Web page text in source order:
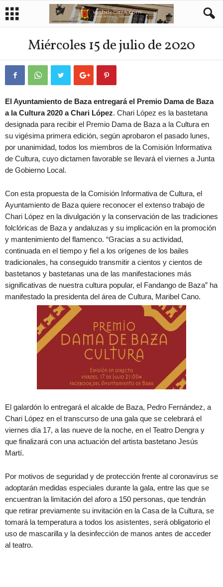
Miércoles 15 de julio de 2020
El Ayuntamiento de Baza entregará el Premio Dama de Baza
a la Cultura 2020 a Chari López. Chari López es la bastetana
designada para recibir el Premio Dama de Baza a la Cultura en
su vigésima primera edición, según aprobaron el pasado lunes,
por unanimidad, todos los miembros de la Comisión Informativa
de Cultura, cuyo dictamen favorable se llevará el viernes a Junta
de Gobierno Local.
Con esta propuesta de la Comisión Informativa de Cultura, el
Ayuntamiento de Baza quiere reconocer el extenso trabajo de
Chari López en la divulgación y la conservación de las tradiciones
folclóricas de Baza y andaluzas y su implicación en la promoción
y mantenimiento del flamenco. “Gracias a su actividad,
continuada en el tiempo y fiel a los orígenes de los bailes
tradicionales, ha conseguido transmitir a cientos y cientos de
bastetanos y bastetanas una de las manifestaciones más
significativas de nuestra cultura popular, el Fandango de Baza” ha
manifestado la presidenta del área de Cultura, Maribel Cano.
El galardón lo entregará el alcalde de Baza, Pedro Fernández, a
Chari López en el transcurso de una gala que se celebrará el
viernes día 17, a las nueve de la noche, en el Teatro Dengra y
que finalizará con una actuación del artista bastetano Jesús
Martí.
Por motivos de seguridad y de protección frente al coronavirus se
adoptarán medidas especiales durante la gala, entre las que se
encuentran la limitación del aforo a 150 personas, que tendrán
que retirar previamente su invitación en la Casa de la Cultura, se
tomará la temperatura a todos los asistentes, será obligatorio el
uso de mascarilla y la desinfección de manos antes de acceder
al teatro.